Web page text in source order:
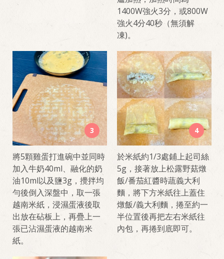
1400W強火3分，或800W
強火4分40秒（無須解
凍)。
3
將5顆雞蛋打進碗中並同時
加入牛奶40ml、融化的奶
油10ml以及鹽3g，攪拌均
勻後倒入深盤中，取一張
越南米紙，浸濕蛋液後取
出放在砧板上，再疊上一
張已沾濕蛋液的越南米
紙。
4
於米紙約1/3處鋪上起司絲
5g，接著放上松露野菇燉
飯/番茄紅醬時蔬義大利
麵，將下方米紙往上蓋住
燉飯/義大利麵，捲至約一
半位置後再把左右米紙往
內包，再捲到底即可。